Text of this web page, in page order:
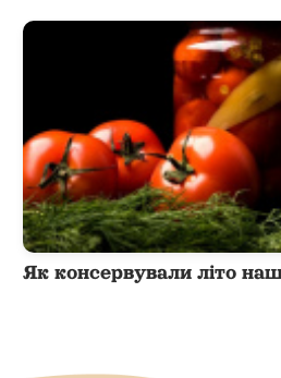
Як консервували літо